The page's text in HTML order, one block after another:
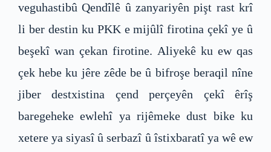
veguhastibû Qendîlê û zanyariyên pişt rast krî
li ber destin ku PKK e mijûlî firotina çekî ye û
beşekî wan çekan firotine. Aliyekê ku ew qas
çek hebe ku jêre zêde be û bifroşe beraqil nîne
jiber destxistina çend perçeyên çekî êrîş
baregeheke ewlehî ya rijêmeke dust bike ku
xetere ya siyasî û serbazî û îstixbaratî ya wê ew